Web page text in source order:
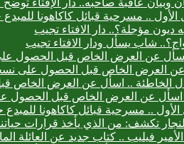
وبيان عاقبة صاحبه.. دار الإفتاء
الأول .. مسرحية قبائل كاكاهونا
ديون مؤجلة؟.. دار الافتاء تجيب
شاب يسأل ودار الافتاء تجيب
عن العرض الخاص قبل الحصول
العرض الخاص قبل الحصول على
الخاطئة .. اسأل عن العرض الخاص
اسأل عن العرض الخاص قبل الحصول
الأول .. مسرحية قبائل كاكاهونا
تكشف: من الذي يأخذ قرارات
فيليب .. كتاب جديد عن العائلة